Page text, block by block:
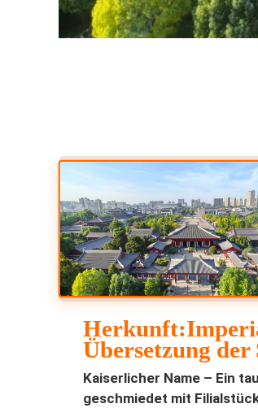
Übersetzung
Kaiserlicher Name – Ein
geschmiedet mit